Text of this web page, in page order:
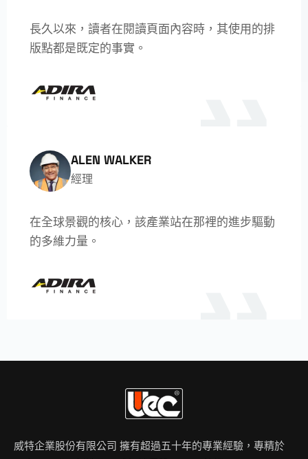
長久以來，讀者在閱讀頁面內容時，其使用的排
版點都是既定的事實。
在全球景觀的核心，該產業站在那裡的進步驅動
的多維力量。
ALEN WALKER
經理
威特企業股份有限公司 擁有超過五十年的專業經驗，專精於